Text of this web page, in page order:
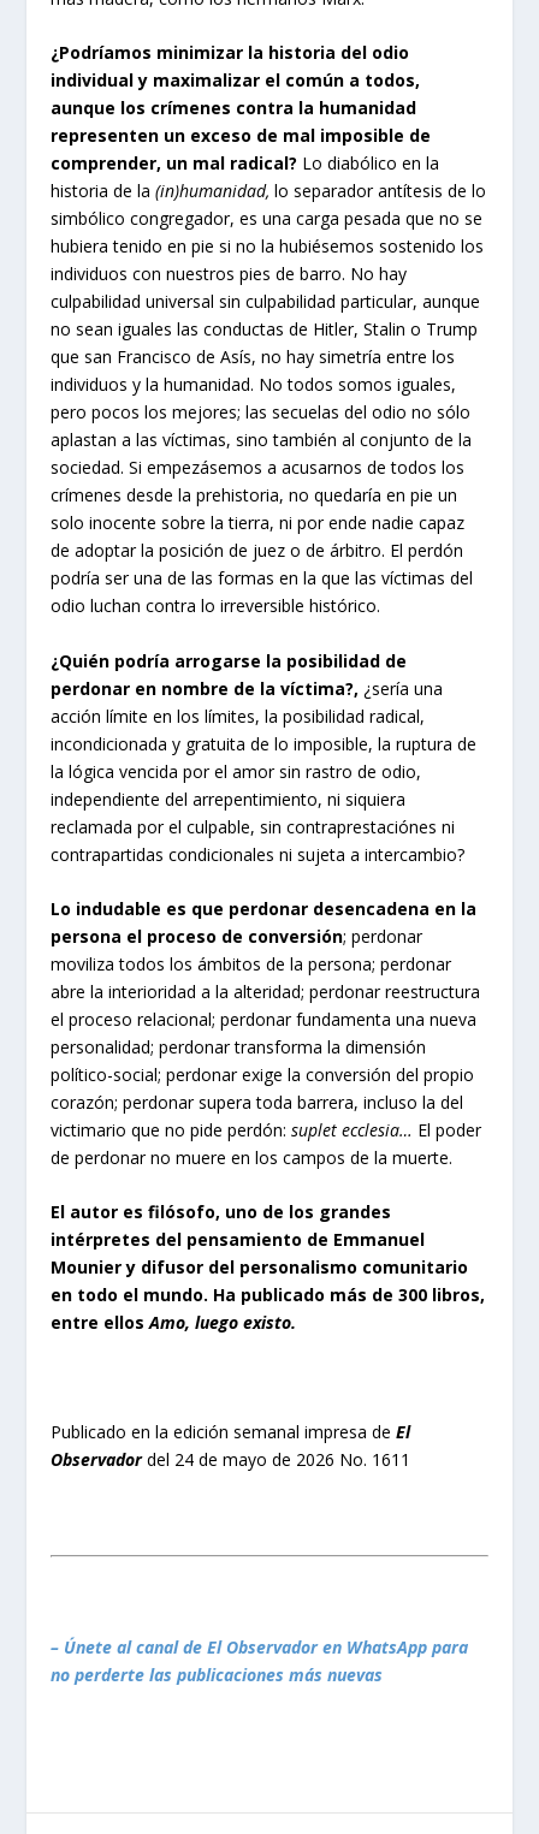
¿Podríamos minimizar la historia del odio
individual y maximalizar el común a todos,
aunque los crímenes contra la humanidad
representen un exceso de mal imposible de
comprender, un mal radical? Lo diabólico en la
historia de la(in)humanidad,lo separador antítesis de lo
simbólico congregador, es una carga pesada que no se
hubiera tenido en pie si no la hubiésemos sostenido los
individuos con nuestros pies de barro. No hay
culpabilidad universal sin culpabilidad particular, aunque
no sean iguales las conductas de Hitler, Stalin o Trump
que san Francisco de Asís, no hay simetría entre los
individuos y la humanidad. No todos somos iguales,
pero pocos los mejores; las secuelas del odio no sólo
aplastan a las víctimas, sino también al conjunto de la
sociedad. Si empezásemos a acusarnos de todos los
crímenes desde la prehistoria, no quedaría en pie un
solo inocente sobre la tierra, ni por ende nadie capaz
de adoptar la posición de juez o de árbitro. El perdón
podría ser una de las formas en la que las víctimas del
odio luchan contra lo irreversible histórico.
¿Quién podría arrogarse la posibilidad de
perdonar en nombre de la víctima?, ¿sería una
acción límite en los límites, la posibilidad radical,
incondicionada y gratuita de lo imposible, la ruptura de
la lógica vencida por el amor sin rastro de odio,
independiente del arrepentimiento, ni siquiera
reclamada por el culpable, sin contraprestaciónes ni
contrapartidas condicionales ni sujeta a intercambio?
Lo indudable es que perdonar desencadena en la
persona el proceso de conversión; perdonar
moviliza todos los ámbitos de la persona; perdonar
abre la interioridad a la alteridad; perdonar reestructura
el proceso relacional; perdonar fundamenta una nueva
personalidad; perdonar transforma la dimensión
político-social; perdonar exige la conversión del propio
corazón; perdonar supera toda barrera, incluso la del
victimario que no pide perdón: suplet ecclesia… El poder
de perdonar no muere en los campos de la muerte.
El autor es filósofo, uno de los grandes
intérpretes del pensamiento de Emmanuel
Mounier y difusor del personalismo comunitario
en todo el mundo. Ha publicado más de 300 libros,
entre ellosAmo, luego existo.
Publicado en la edición semanal impresa deEl
Observadordel 24 de mayo de 2026 No. 1611
– Únete al canal de El Observador en WhatsApp para
no perderte las publicaciones más nuevas